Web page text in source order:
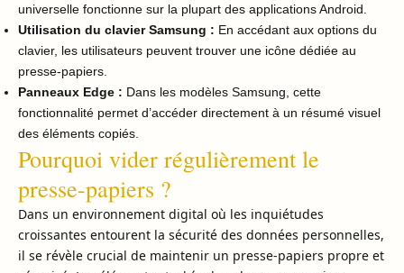
universelle fonctionne sur la plupart des applications Android.
Utilisation du clavier Samsung : En accédant aux options du
clavier, les utilisateurs peuvent trouver une icône dédiée au
presse-papiers.
Panneaux Edge : Dans les modèles Samsung, cette
fonctionnalité permet d’accéder directement à un résumé visuel
des éléments copiés.
Pourquoi vider régulièrement le
presse-papiers ?
Dans un environnement digital où les inquiétudes
croissantes entourent la sécurité des données personnelles,
il se révèle crucial de maintenir un presse-papiers propre et